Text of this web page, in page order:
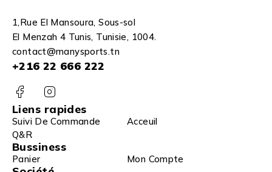
1,Rue El Mansoura, Sous-sol
El Menzah 4 Tunis, Tunisie, 1004.
contact@manysports.tn
+216 22 666 222
Liens rapides
Suivi De Commande
Acceuil
Q&R
Bussiness
Panier Mon Compte